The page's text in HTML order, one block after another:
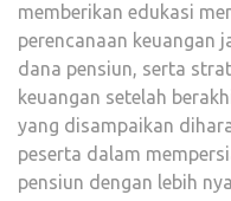
memberikan edukasi
perencanaan keuangan
dana pensiun, serta
keuangan setelah
yang disampaikan
peserta dalam
pensiun dengan lebih